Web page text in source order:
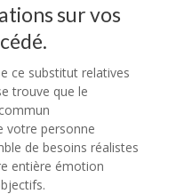
sur vos
ce substitut relatives
trouve que le
votre personne
de besoins réalistes
entière émotion